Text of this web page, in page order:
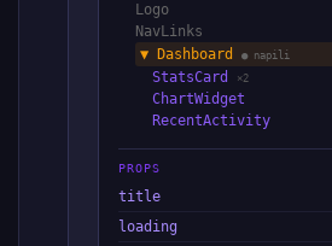
Logo
NavLinks
▼ Dashboard
● napili
StatsCard ×2
ChartWidget
RecentActivity
PROPS
title
loading